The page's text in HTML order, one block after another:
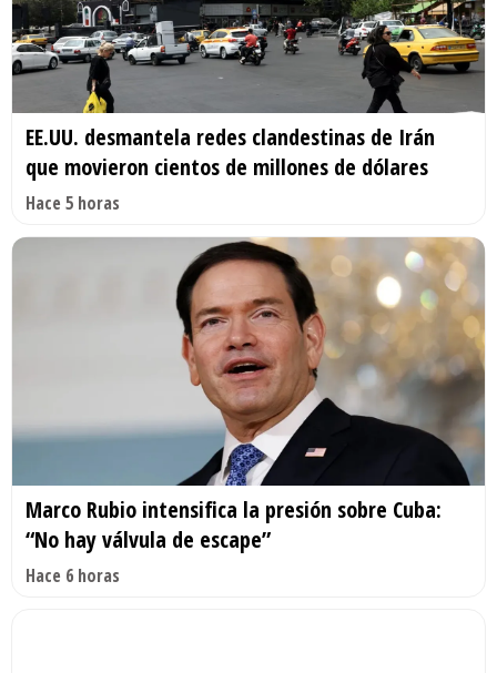
EE.UU. desmantela redes clandestinas de Irán
que movieron cientos de millones de dólares
Hace 5 horas
Marco Rubio intensifica la presión sobre Cuba:
“No hay válvula de escape”
Hace 6 horas